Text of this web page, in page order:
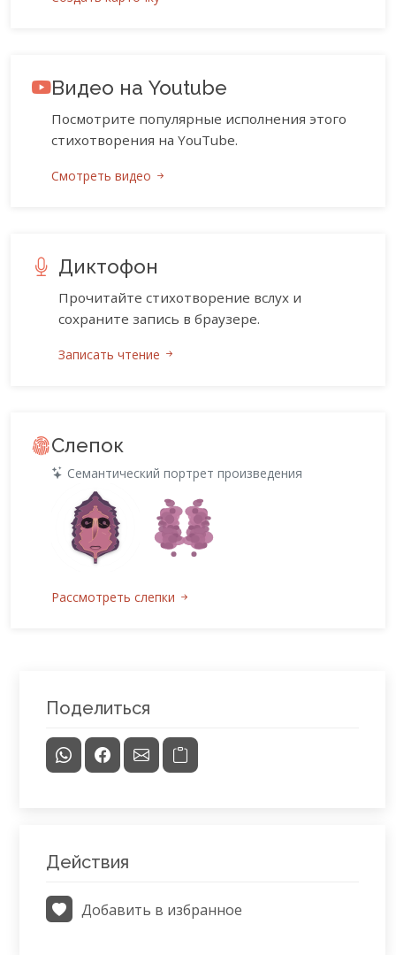
Видео на Youtube
Посмотрите популярные исполнения этого
стихотворения на YouTube.
Смотреть видео
Диктофон
Прочитайте стихотворение вслух и
сохраните запись в браузере.
Записать чтение
Слепок
Семантический портрет произведения
Рассмотреть слепки
Поделиться
Действия
Добавить в избранное